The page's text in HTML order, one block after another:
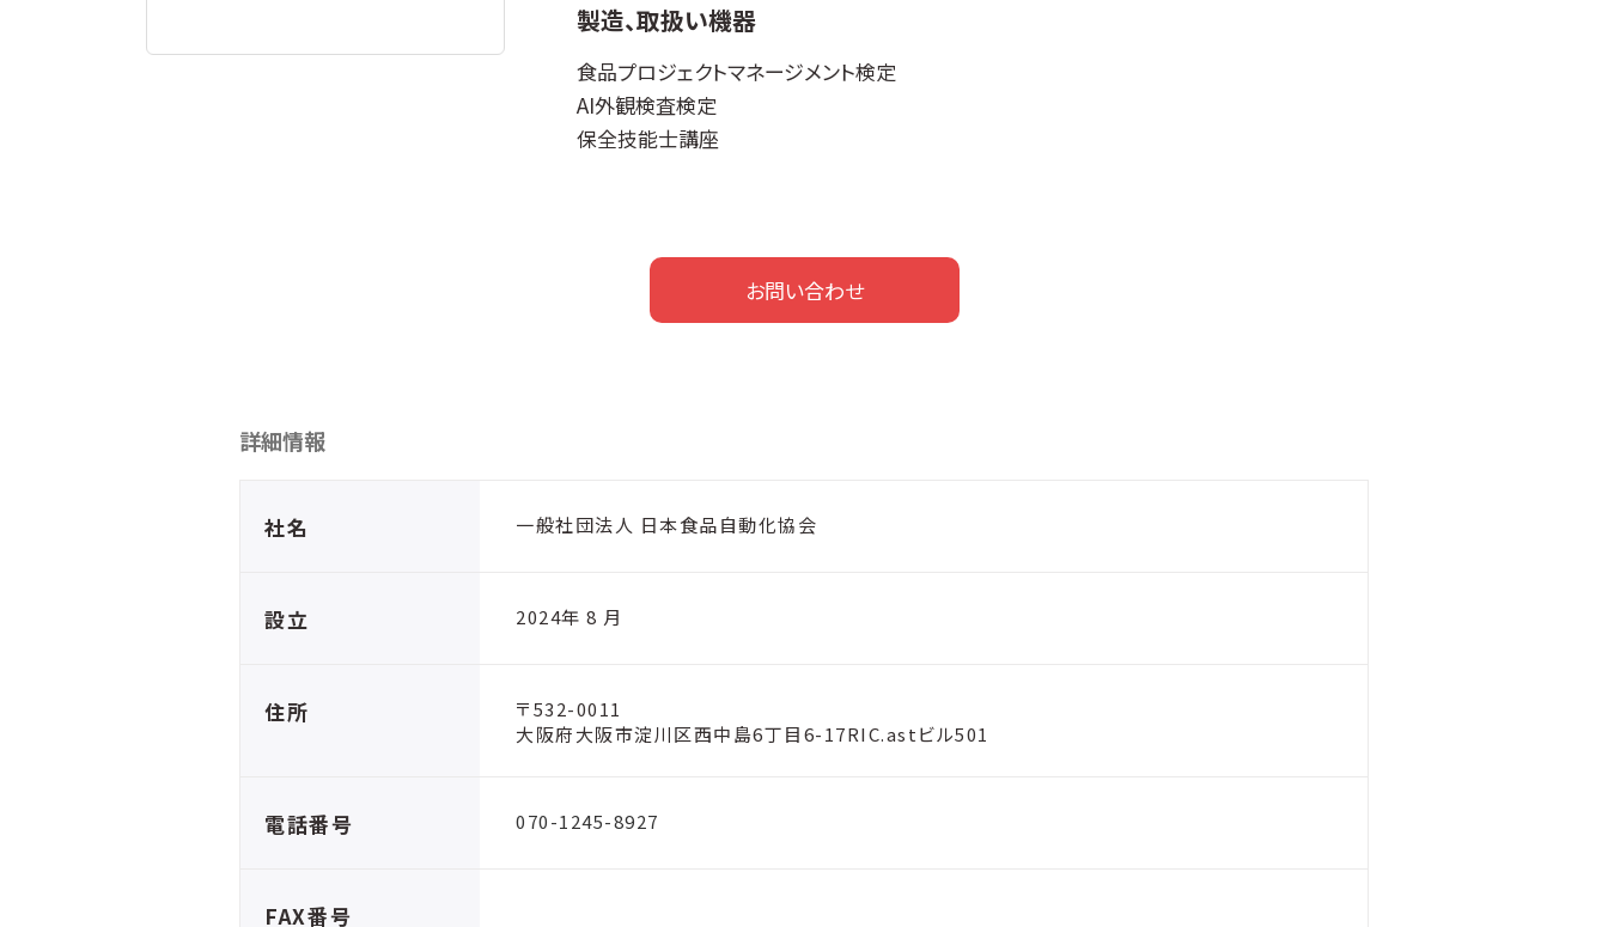
製造、取扱い機器
食品プロジェクトマネージメント検定
AI外観検査検定
保全技能士講座
お問い合わせ
詳細情報
社名 一般社団法人 日本食品自動化協会
設立 2024年 8 月
住所
〒532-0011
大阪府大阪市淀川区西中島6丁目6-17RIC.astビル501
電話番号 070-1245-8927
FAX番号